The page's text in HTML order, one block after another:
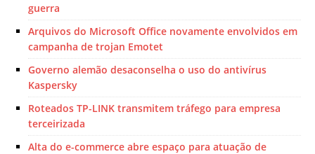
guerra
Arquivos do Microsoft Office novamente envolvidos em
campanha de trojan Emotet
Governo alemão desaconselha o uso do antivírus
Kaspersky
Roteados TP-LINK transmitem tráfego para empresa
terceirizada
Alta do e-commerce abre espaço para atuação de